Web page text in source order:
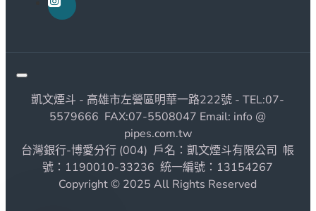
凱文煙斗 - 高雄市左營區明華一路222號 - TEL:07-
5579666 FAX:07-5508047 Email: info @
pipes.com.tw
台灣銀行-博愛分行 (004) 戶名：凱文煙斗有限公司 帳
號：1190010-33236 統一編號：13154267
Copyright © 2025 All Rights Reserved